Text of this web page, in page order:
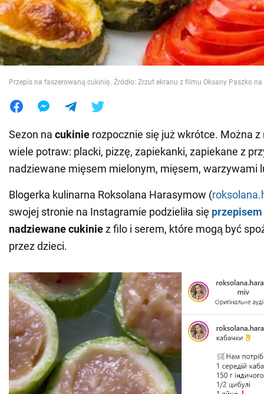
Wojna na Ukrainie
Świat
Jedzenie
Przepis na faszerowaną cukinię. Źródło: Zrzut ekranu z filmu Oksany Paszko na
Sezon na cukinie rozpocznie się już wkrótce. Można
wiele potraw: placki, pizzę, zapiekanki, zapiekane z
nadziewane mięsem mielonym, mięsem, warzywami
Blogerka kulinarna Roksolana Harasymow (
swojej stronie na Instagramie podzieliła się przepisem
nadziewane cukiniez filo i serem, które mogą być
przez dzieci.